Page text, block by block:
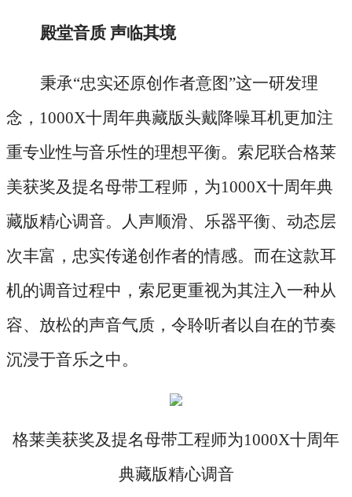
殿堂音质 声临其境
秉承“忠实还原创作者意图”这一研发理
念，1000X十周年典藏版头戴降噪耳机更加注
重专业性与音乐性的理想平衡。索尼联合格莱
美获奖及提名母带工程师，为1000X十周年典
藏版精心调音。人声顺滑、乐器平衡、动态层
次丰富，忠实传递创作者的情感。而在这款耳
机的调音过程中，索尼更重视为其注入一种从
容、放松的声音气质，令聆听者以自在的节奏
沉浸于音乐之中。
格莱美获奖及提名母带工程师为1000X十周年
典藏版精心调音